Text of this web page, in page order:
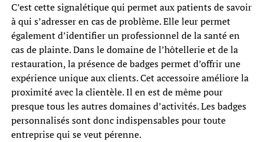
C’est cette signalétique qui permet aux patients de savoir
à qui s’adresser en cas de problème. Elle leur permet
également d’identifier un professionnel de la santé en
cas de plainte. Dans le domaine de l’hôtellerie et de la
restauration, la présence de badges permet d’offrir une
expérience unique aux clients. Cet accessoire améliore la
proximité avec la clientèle. Il en est de même pour
presque tous les autres domaines d’activités. Les badges
personnalisés sont donc indispensables pour toute
entreprise qui se veut pérenne.